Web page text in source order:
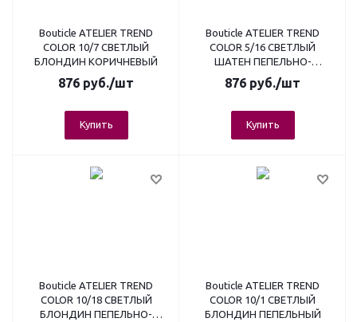
Bouticle ATELIER TREND
COLOR 10/7 СВЕТЛЫЙ
БЛОНДИН КОРИЧНЕВЫЙ
876 руб./шт
Купить
Bouticle ATELIER TREND
COLOR 5/16 СВЕТЛЫЙ
ШАТЕН ПЕПЕЛЬНО-
ФИОЛЕТОВЫЙ
876 руб./шт
Купить
Bouticle ATELIER TREND
COLOR 10/18 СВЕТЛЫЙ
БЛОНДИН ПЕПЕЛЬНО-
Bouticle ATELIER TREND
COLOR 10/1 СВЕТЛЫЙ
БЛОНДИН ПЕПЕЛЬНЫЙ